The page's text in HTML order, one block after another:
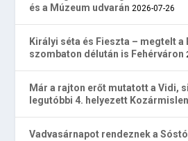
és a Múzeum udvarán 2026-07-26
Királyi séta és Fieszta – megtelt a
szombaton délután is Fehérváron
Már a rajton erőt mutatott a Vidi,
legutóbbi 4. helyezett
Vadvasárnapot rendeznek a